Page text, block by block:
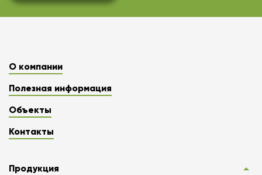
О компании
Полезная информация
Объекты
Контакты
Продукция